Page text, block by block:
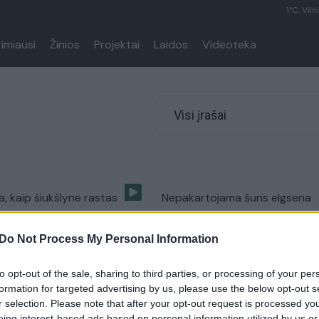
Do Not Process My Personal Information
opt-out of the sale, sharing to third parties, or processing of your
for targeted advertising by us, please use the below opt-out
selection. Please note that after your opt-out request is processed
1°C,
Žinios Projektai Laidos Videoteka
Visi įrašai
kaip šiukšlyne rastas
per metus
Augintinis
Nepakartojama šuns elgsena
raitytis iš juoko privertė
Žinios | Augintinis
ir pelėdos draugystė
širdžių
Desertas akims: 380 tūkst. litų
vertės kamera nufilmuotas